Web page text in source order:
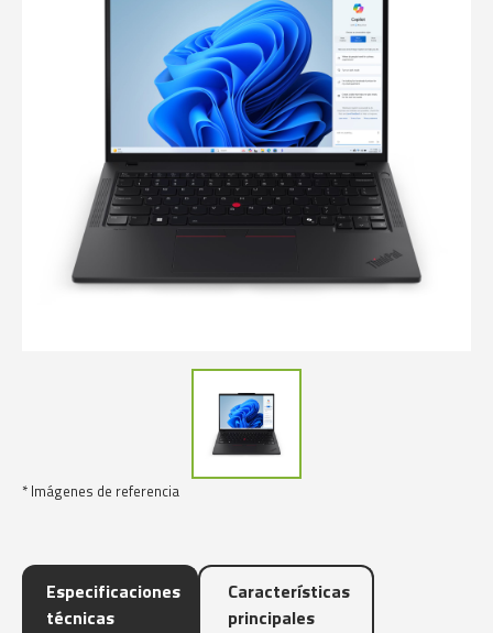
* Imágenes de referencia
Especificaciones
técnicas
Características
principales